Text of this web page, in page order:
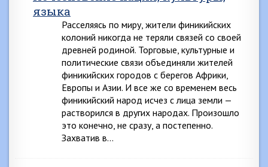
языка
Расселяясь по миру, жители финикийских
колоний никогда не теряли связей со своей
древней родиной. Торговые, культурные и
политические связи объединяли жителей
финикийских городов с берегов Африки,
Европы и Азии. И все же со временем весь
финикийский народ исчез с лица земли —
растворился в других народах. Произошло
это конечно, не сразу, а постепенно.
Захватив в…